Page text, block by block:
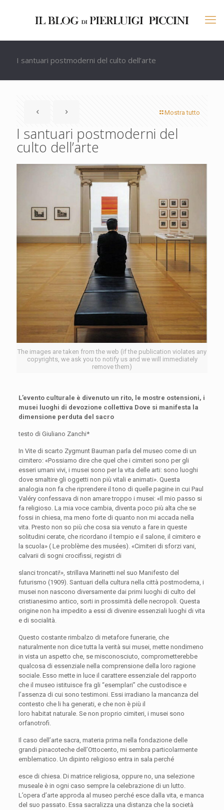
I santuari postmoderni del culto dell’arte
Mostra tutto
I santuari postmoderni del
culto dell’arte
The images are taken from the web (if the publication violates any
copyrights, we ask you to notify us and we will immediately
remove them)
L’evento culturale è divenuto un rito, le mostre ostensioni, i
musei luoghi di devozione collettiva Dove si manifesta la
dimensione perduta del sacro
testo di Giuliano Zanchi*
In Vite di scarto Zygmunt Bauman parla del museo come di un
cimitero: «Possiamo dire che quel che i cimiteri sono per gli
esseri umani vivi, i musei sono per la vita delle arti: sono luoghi
dove smaltire gli oggetti non più vitali e animati». Questa
analogia non fa che riprendere il tono di quelle pagine in cui Paul
Valéry confessava di non amare troppo i musei: «Il mio passo si
fa religioso. La mia voce cambia, diventa poco più alta che se
fossi in chiesa, ma meno forte di quanto non mi accada nella
vita. Presto non so più che cosa sia venuto a fare in queste
solitudini cerate, che ricordano il tempio e il salone, il cimitero e
la scuola» (Le problème des musées).«Cimiteri di sforzi vani,
calvarii di sogni crocifissi, registri di
slanci troncati!», strillava Marinetti nel suo Manifesto del
futurismo (1909). Santuari della cultura nella città postmoderna, i
musei non nascono diversamente dai primi luoghi di culto del
cristianesimo antico, sorti in prossimità delle necropoli. Questa
origine non ha impedito a essi di divenire essenziali luoghi di vita
e di socialità.
Questo costante rimbalzo di metafore funerarie, che
naturalmente non dice tutta la verità sui musei, mette nondimeno
in vista un aspetto che, se misconosciuto, comprometterebbe
qualcosa di essenziale nella comprensione della loro ragione
sociale. Esso mette in luce il carattere essenziale del rapporto
che il museo istituisce fra gli “esemplari” che custodiscee
l’assenza di cui sono testimoni. Essi irradiano la mancanza del
contesto che li ha generati, e che non è più il
loro habitatnaturale. Se non proprio cimiteri, i musei sono
orfanotrofi.
Il caso dell’arte sacra, materia prima nella fondazione delle
grandi pinacoteche dell’Ottocento, mi sembra particolarmente
emblematico. Un dipinto religioso entra in sala perché
esce di chiesa.Di matrice religiosa, oppure no, una selezione
museale è in ogni caso sempre la celebrazione di un lutto.
L’opera d’arteapproda al museo perchéesce dalla vita, e manca
del suo passato. Essa sacralizza una distanza che la società